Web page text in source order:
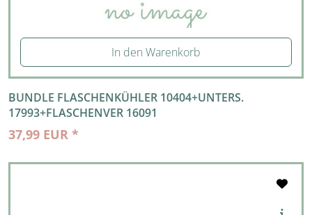
In den Warenkorb
BUNDLE FLASCHENKÜHLER 10404+UNTERS.
17993+FLASCHENVER 16091
37,99 EUR *